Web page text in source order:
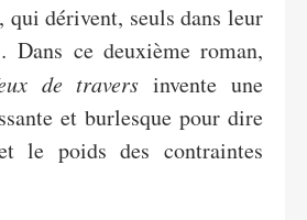
qui dérivent, seuls dans leur
Dans ce deuxième roman,
de travers invente une
et burlesque pour dire
le poids des contraintes